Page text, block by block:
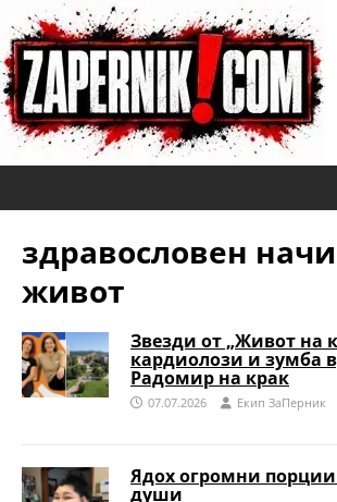
здравословен
живот
Звезди от „Живот на
кардиолози и зумба
Радомир на крак
07.07.2026 Eкип ЗаПерник
Ядох огромни
души